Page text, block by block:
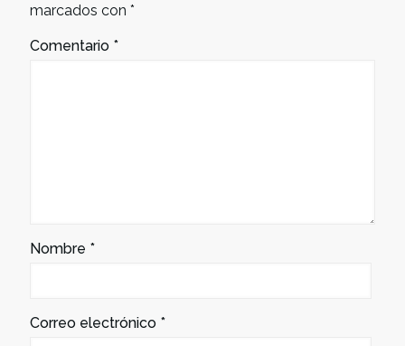
marcados con *
Comentario *
Nombre *
Correo electrónico *